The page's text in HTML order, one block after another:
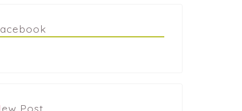
Facebook
New Post